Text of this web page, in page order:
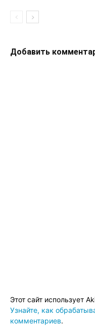
Добавить
Этот сайт использует
Узнайте, как
комментариев.